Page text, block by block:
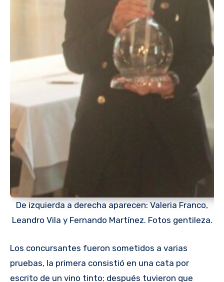
De izquierda a derecha aparecen: Valeria Franco,
Leandro Vila y Fernando Martínez. Fotos gentileza.
Los concursantes fueron sometidos a varias
pruebas, la primera consistió en una cata por
escrito de un vino tinto; después tuvieron que